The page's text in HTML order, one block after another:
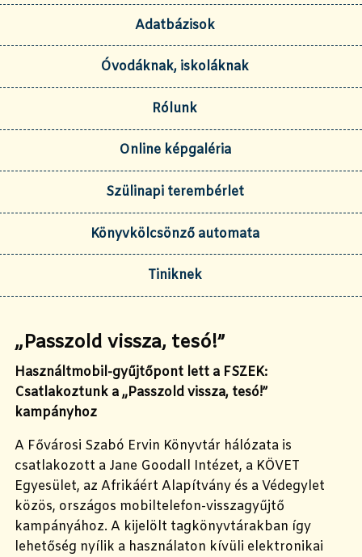
Adatbázisok
Óvodáknak, iskoláknak
Rólunk
Online képgaléria
Szülinapi terembérlet
Könyvkölcsönző automata
Tiniknek
„Passzold vissza, tesó!”
Használtmobil-gyűjtőpont lett a FSZEK:
Csatlakoztunk a „Passzold vissza, tesó!”
kampányhoz
A Fővárosi Szabó Ervin Könyvtár hálózata is
csatlakozott a Jane Goodall Intézet, a KÖVET
Egyesület, az Afrikáért Alapítvány és a Védegylet
közös, országos mobiltelefon-visszagyűjtő
kampányához. A kijelölt tagkönyvtárakban így
lehetőség nyílik a használaton kívüli elektronikai